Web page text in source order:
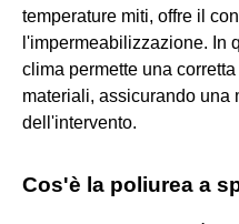
temperature miti, offre il
l'impermeabilizzazione. In
clima permette una
materiali, assicurando una
dell'intervento.
Cos'è la poliurea a